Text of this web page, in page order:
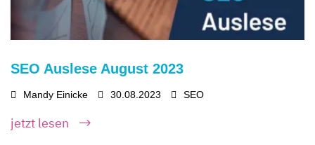
SEO Auslese August 2023
Mandy Einicke 30.08.2023 SEO
jetzt lesen